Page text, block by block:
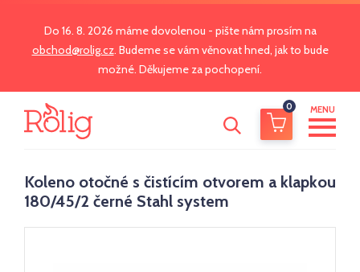
Do 16. 8. 2026 máme dovolenou - pište nám prosím na
obchod@rolig.cz. Budeme se vám věnovat hned, jak to bude
možné. Děkujeme za pochopení.
0 MENU
Koleno otočné s čistícím otvorem a klapkou
180/45/2 černé Stahl system